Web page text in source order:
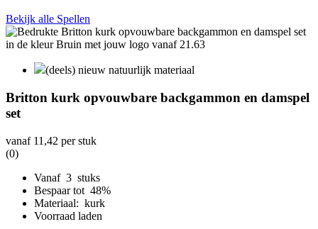
Bekijk alle Spellen
(deels) nieuw natuurlijk materiaal
Britton kurk opvouwbare backgammon en damspel
set
vanaf 11,42 per stuk
(0)
Vanaf 3 stuks
Bespaar tot 48%
Materiaal: kurk
Voorraad laden